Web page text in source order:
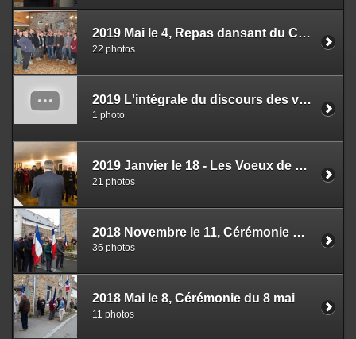
2019 Mai le 4, Repas dansant du Comité des Fêtes : les 20 ans du président Dominique TREMEL
22 photos
2019 L'intégrale du discours des voeux de M. Le Maire
1 photo
2019 Janvier le 18 - Les Voeux de M. Le Maire
21 photos
2018 Novembre le 11, Cérémonie et repas des anciens
36 photos
2018 Mai le 8, Cérémonie du 8 mai
11 photos